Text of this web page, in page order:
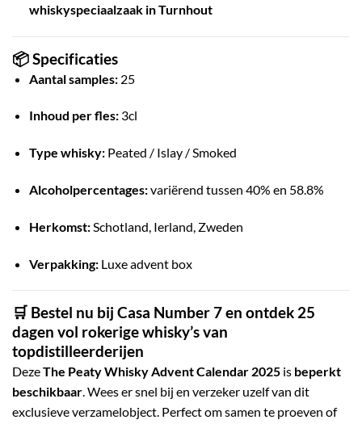
whiskyspeciaalzaak in Turnhout
📦 Specificaties
Aantal samples:25
Inhoud per fles:3cl
Type whisky:Peated / Islay / Smoked
Alcoholpercentages:variërend tussen 40% en 58.8%
Herkomst:Schotland, Ierland, Zweden
Verpakking:Luxe advent box
🛒 Bestel nu bij Casa Number 7 en ontdek 25
dagen vol rokerige whisky’s van
topdistilleerderijen
DezeThe Peaty Whisky Advent Calendar 2025 is beperkt
beschikbaar.Wees er snel bij en verzeker uzelf van dit
exclusieve verzamelobject. Perfect om samen te proeven of